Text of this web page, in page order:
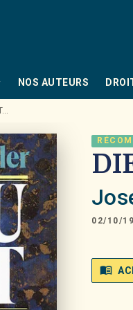
NOS AUTEURS
02/10/
menu_book